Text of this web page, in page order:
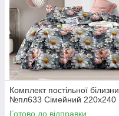
Комплект постільної білизни
№пл633 Сімейний 220х240
Готово до відправки